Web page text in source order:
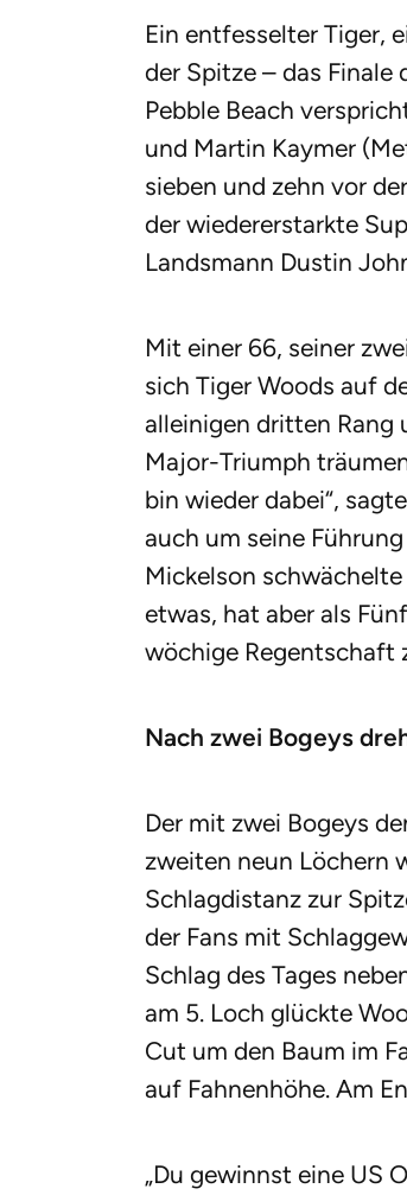
Ein entfesselter Tiger,
der Spitze – das Finale
Pebble Beach
und Martin Kaymer
sieben und zehn vor
der wiedererstarkte
Landsmann Dustin
Mit einer 66, seiner
sich Tiger Woods auf
alleinigen dritten Rang
Major-Triumph
bin wieder dabei“,
auch um seine
Mickelson
etwas, hat aber als
wöchige Regentschaft
Nach zwei Bogeys
Der mit zwei Bogeys
zweiten neun Löchern
Schlagdistanz zur
der Fans mit
Schlag des Tages
am 5. Loch glückte
Cut um den Baum im
auf Fahnenhöhe. Am
„Du gewinnst eine US